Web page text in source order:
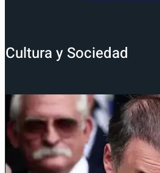
Cultura y Sociedad